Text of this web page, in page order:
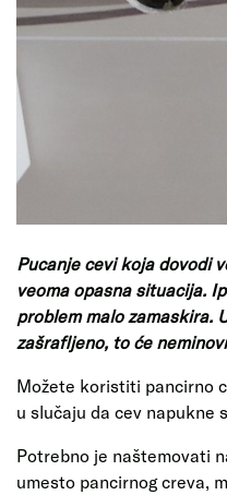
Pucanje cevi koja dovodi
veoma opasna situacija.
problem malo zamaskira.
zašrafljeno, to će
Možete koristiti pancirno
u slučaju da cev napukne
Potrebno je naštemovati
umesto pancirnog creva,